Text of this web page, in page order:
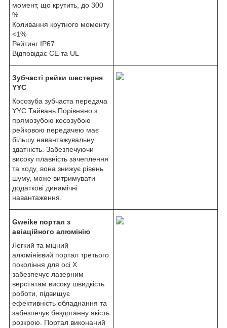
момент, що крутить, до 300
%
Коливання крутного моменту
<1%
Рейтинг IP67
Відповідає CE та UL
Зубчасті рейки шестерня
YYC
Косозуба зубчаста передача
YYC Тайвань.Порівняно з
прямозубою косозубою
рейковою передачею має
більшу навантажувальну
здатність. Забезпечуючи
високу плавність зачеплення
та ходу, вона знижує рівень
шуму, може витримувати
додаткові динамічні
навантаження.
Gweike портал з
авіаційного алюмінію
Легкий та міцний
алюмінієвий портал третього
покоління для осі Х
забезпечує лазерним
верстатам високу швидкість
роботи, підвищує
ефективність обладнання та
забезпечує бездоганну якість
розкрою. Портал виконаний